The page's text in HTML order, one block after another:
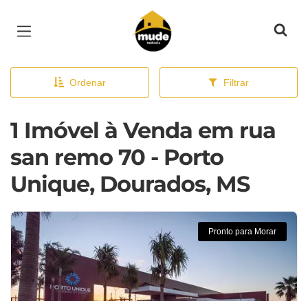
Página inicial
Ordenar Filtrar
1 Imóvel à Venda em rua
san remo 70 - Porto
Unique, Dourados, MS
Pronto para Morar